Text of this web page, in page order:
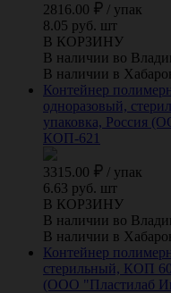
2816.00 / упак
8.05 руб. шт
В КОРЗИНУ
В наличии во
В наличии в
Контейнер
одноразовый,
упаковка, Россия
КОП-621
3315.00 / упак
6.63 руб. шт
В КОРЗИНУ
В наличии во
В наличии в
Контейнер
стерильный, КОП
(ООО "Пластилаб